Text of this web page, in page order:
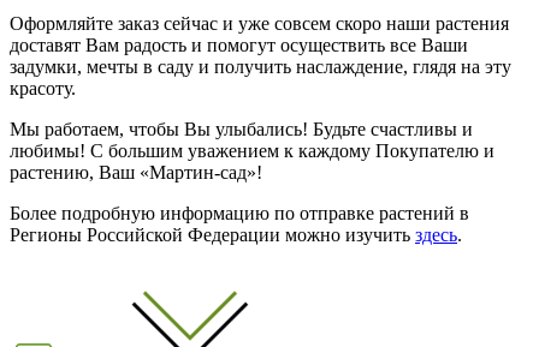
Оформляйте заказ сейчас и уже совсем скоро наши растения
доставят Вам радость и помогут осуществить все Ваши
задумки, мечты в саду и получить наслаждение, глядя на эту
красоту.
Мы работаем, чтобы Вы улыбались! Будьте счастливы и
любимы! С большим уважением к каждому Покупателю и
растению, Ваш «Мартин-сад»!
Более подробную информацию по отправке растений в
Регионы Российской Федерации можно изучить здесь.